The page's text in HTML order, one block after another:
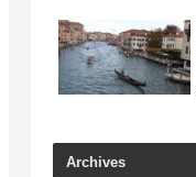
Archives